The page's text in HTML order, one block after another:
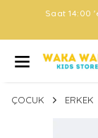
Saat 14:00
ÇOCUK ERKEK